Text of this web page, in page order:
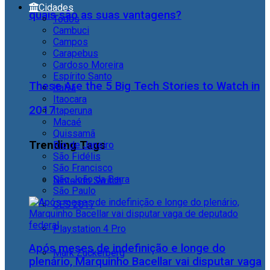
quais são as suas vantagens?
These Are the 5 Big Tech Stories to Watch in
2017
Trending Tags
Nintendo Switch
CES 2017
Playstation 4 Pro
Mark Zuckerberg
Cidades
Todos
Cambuci
Campos
Carapebus
Cardoso Moreira
Espírito Santo
Italva
Itaocara
Itaperuna
Macaé
Quissamã
Rio de Janeiro
São Fidélis
São Francisco
São João da Barra
São Paulo
Após meses de indefinição e longe do
plenário, Marquinho Bacellar vai disputar vaga